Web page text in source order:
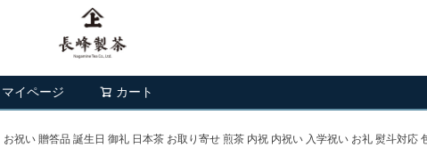
マイページ カート
祝い 贈答品 誕生日 御礼 日本茶 お取り寄せ 煎茶 内祝 内祝い 入学祝い お礼 熨斗対応